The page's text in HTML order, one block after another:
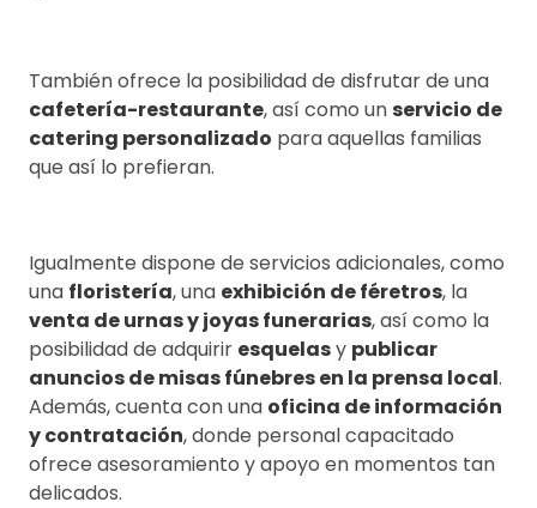
También ofrece la posibilidad de disfrutar de una
cafetería-restaurante, así como un servicio de
catering personalizado para aquellas familias
que así lo prefieran.
Igualmente dispone de servicios adicionales, como
una floristería, una exhibición de féretros, la
venta de urnas y joyas funerarias, así como la
posibilidad de adquirir esquelasy publicar
anuncios de misas fúnebres en la prensa local.
Además, cuenta con una oficina de información
y contratación, donde personal capacitado
ofrece asesoramiento y apoyo en momentos tan
delicados.